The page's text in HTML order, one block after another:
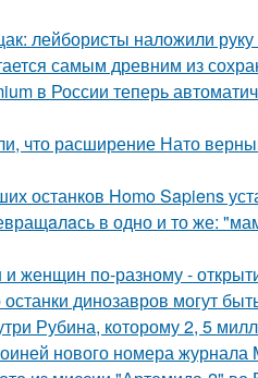
лейбористы наложили
самым древним из
в России теперь
что расширение Нато
останков Homo Sapiens
в одно и то же:
женщин по-разному -
динозавров могут
Рубина, которому 2, 5
нового номера журнала